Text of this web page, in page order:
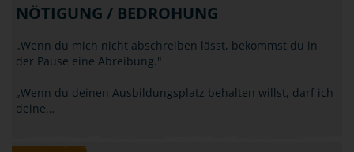
GEWALT
„Wenn du mich nicht abschreiben lässt, bekommst du in